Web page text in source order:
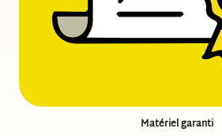
Au-delà du simple label, c’est pour
l’installateur maîtrise les normes
Pour votre maison, cela signifie une
risque de surchauffe dans vos
optimale de votre tableau électrique
plus, cette certification est souvent la
aides financières et primes à
Matériel garanti